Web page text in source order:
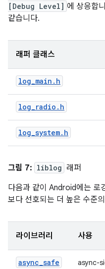
[Debug Level] 에 상응합
같습니다.
래퍼 클래스
log_main.h
log_radio.h
log_system.h
그림 7: liblog 래퍼
다음과 같이 Android에는 로
보다 선호되는 더 높은 수준
라이브러리 사용
async_safe
async-